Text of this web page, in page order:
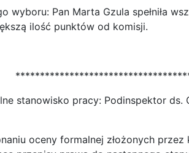
wyboru: Pan Marta Gzula spełniła
ilość punktów od komisji.
stanowisko pracy: Podinspektor
oceny formalnej złożonych